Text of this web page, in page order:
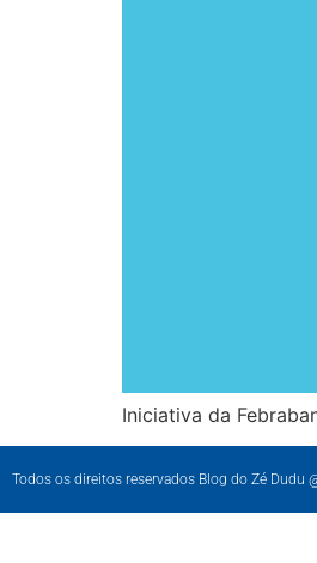
Iniciativa da
Todos os direitos reservados Blog do Zé Dudu